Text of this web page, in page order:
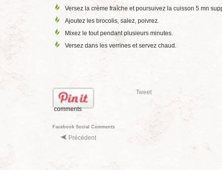
Versez la crème fraîche et poursuivez la cuisson 5 mn
Ajoutez les brocolis, salez, poivrez.
Mixez le tout pendant plusieurs minutes.
Versez dans les verrines et servez chaud.
Tweet
comments
Facebook Social Comments
Précédent